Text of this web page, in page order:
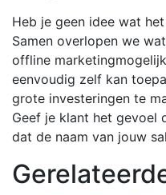
Heb je geen idee wat
Samen overlopen we
offline
eenvoudig zelf kan
grote investeringen te
Geef je klant het gevoel
dat de naam van jouw